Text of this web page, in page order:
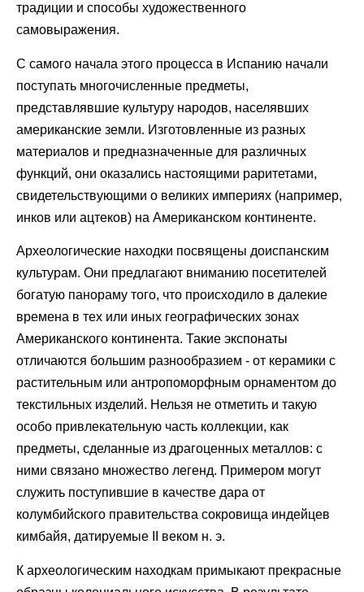
традиции и способы художественного
самовыражения.
С самого начала этого процесса в Испанию начали
поступать многочисленные предметы,
представлявшие культуру народов, населявших
американские земли. Изготовленные из разных
материалов и предназначенные для различных
функций, они оказались настоящими раритетами,
свидетельствующими о великих империях (например,
инков или ацтеков) на Американском континенте.
Археологические находки посвящены доиспанским
культурам. Они предлагают вниманию посетителей
богатую панораму того, что происходило в далекие
времена в тех или иных географических зонах
Американского континента. Такие экспонаты
отличаются большим разнообразием - от керамики с
растительным или антропоморфным орнаментом до
текстильных изделий. Нельзя не отметить и такую
особо привлекательную часть коллекции, как
предметы, сделанные из драгоценных металлов: с
ними связано множество легенд. Примером могут
служить поступившие в качестве дара от
колумбийского правительства сокровища индейцев
кимбайя, датируемые II веком н. э.
К археологическим находкам примыкают прекрасные